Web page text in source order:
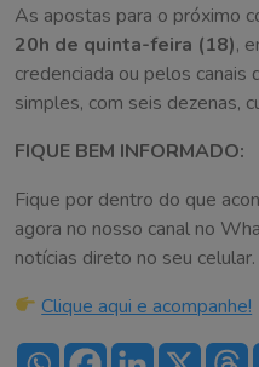
As apostas para o próximo
20h de quinta-feira (18),
credenciada ou pelos canais
simples, com seis dezenas,
FIQUE BEM INFORMADO:
Fique por dentro do que
agora no nosso canal no
notícias direto no seu celular.
Clique aqui e acompanhe!